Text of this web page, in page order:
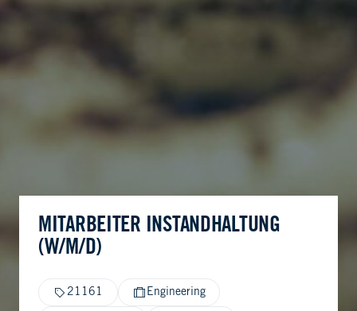
MITARBEITER INSTANDHALTUNG
(W/M/D)
21161 Engineering